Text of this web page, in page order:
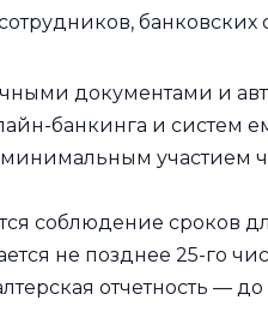
банковских
документами и
банкинга и систем
участием
соблюдение сроков
не позднее 25-го
отчетность — до